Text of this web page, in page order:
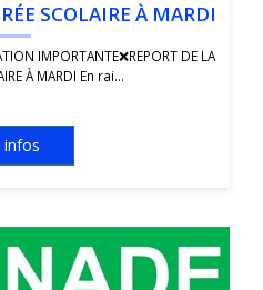
SCOLAIRE À MARDI
IMPORTANTE❌REPORT DE LA
À MARDI En rai...
infos